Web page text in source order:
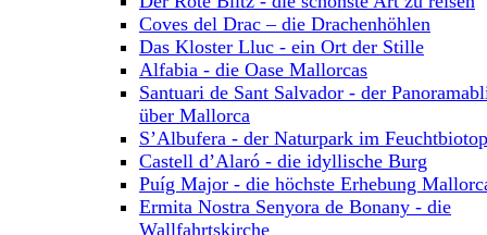
Coves del Drac – die Drachenhöhlen
Das Kloster Lluc - ein Ort der Stille
Alfabia - die Oase Mallorcas
Santuari de Sant Salvador - der
über Mallorca
S’Albufera - der Naturpark im Feuchtbiotop
Castell d’Alaró - die idyllische Burg
Puíg Major - die höchste Erhebung
Ermita Nostra Senyora de Bonany - die
Wallfahrtskirche